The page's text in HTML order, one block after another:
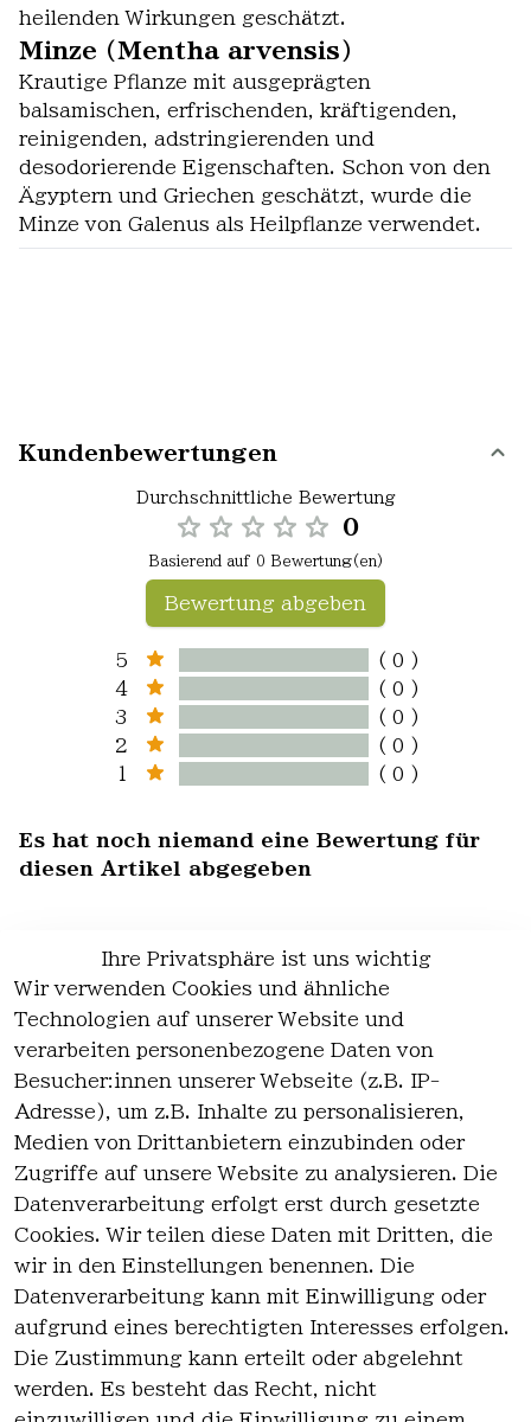
heilenden Wirkungen geschätzt.
Minze (Mentha arvensis)
Krautige Pflanze mit ausgeprägten
balsamischen, erfrischenden, kräftigenden,
reinigenden, adstringierenden und
desodorierende Eigenschaften. Schon von den
Ägyptern und Griechen geschätzt, wurde die
Minze von Galenus als Heilpflanze verwendet.
Kundenbewertungen
Durchschnittliche Bewertung
0
Basierend auf 0 Bewertung(en)
Bewertung abgeben
5
( 0 )
4
( 0 )
3
( 0 )
2
( 0 )
1
( 0 )
Es hat noch niemand eine Bewertung für
diesen Artikel abgegeben
EU-Verantwortliche Person - klicken Sie
für Details
Ihre Privatsphäre ist uns wichtig
Wir verwenden Cookies und ähnliche
Technologien auf unserer Website und
verarbeiten personenbezogene Daten von
Besucher:innen unserer Webseite (z.B. IP-
Adresse), um z.B. Inhalte zu personalisieren,
Medien von Drittanbietern einzubinden oder
Zugriffe auf unsere Website zu analysieren. Die
Datenverarbeitung erfolgt erst durch gesetzte
Cookies. Wir teilen diese Daten mit Dritten, die
wir in den Einstellungen benennen. Die
Datenverarbeitung kann mit Einwilligung oder
aufgrund eines berechtigten Interesses erfolgen.
Die Zustimmung kann erteilt oder abgelehnt
werden. Es besteht das Recht, nicht
es
AGB
Datenschutz
Kontakt
Kontakt
Registrieren